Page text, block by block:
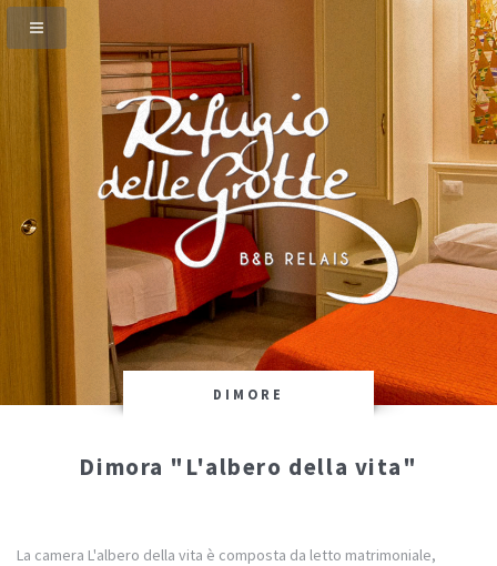
DIMORE
Dimora "L'albero della vita"
La camera L'albero della vita è composta da letto matrimoniale,